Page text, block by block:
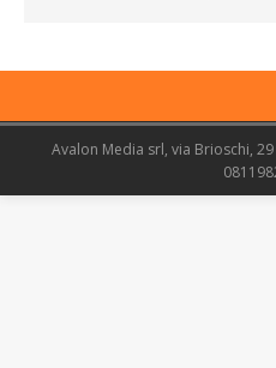
Avalon Media srl, via Brioschi,